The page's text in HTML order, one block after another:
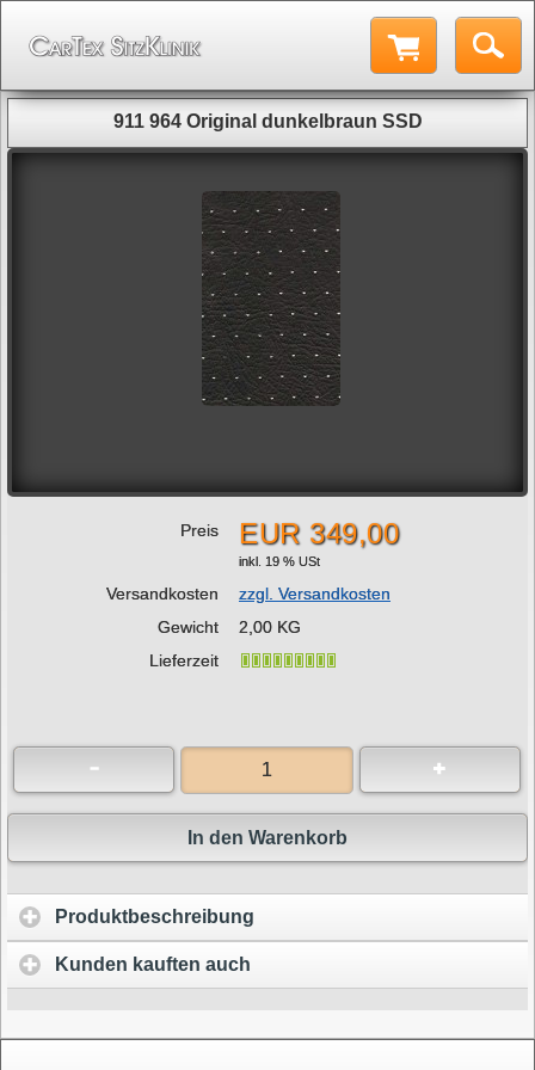
911 964 Original dunkelbraun SSD
Preis EUR 349,00
inkl. 19 % USt
Versandkosten
zzgl. Versandkosten
Gewicht
2,00 KG
Lieferzeit
In den Warenkorb
Produktbeschreibung
Kunden kauften auch